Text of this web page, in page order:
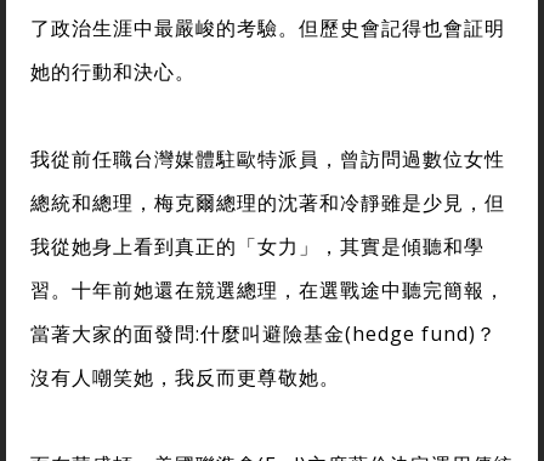
了政治生涯中最嚴峻的考驗。但歷史會記得也會証明
她的行動和決心。
我從前任職台灣媒體駐歐特派員，曾訪問過數位女性
總統和總理，梅克爾總理的沈著和冷靜雖是少見，但
我從她身上看到真正的「女力」，其實是傾聽和學
習。十年前她還在競選總理，在選戰途中聽完簡報，
當著大家的面發問:什麼叫避險基金(hedge fund)？
沒有人嘲笑她，我反而更尊敬她。